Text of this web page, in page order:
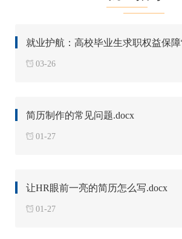
就业护航：高校毕业生求职权益保障
03-26
简历制作的常见问题.docx
01-27
让HR眼前一亮的简历怎么写.docx
01-27